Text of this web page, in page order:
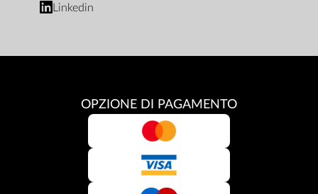
Linkedin
OPZIONE DI PAGAMENTO